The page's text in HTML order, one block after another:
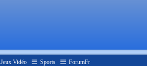
Jeux Vidéo Sports ForumFr